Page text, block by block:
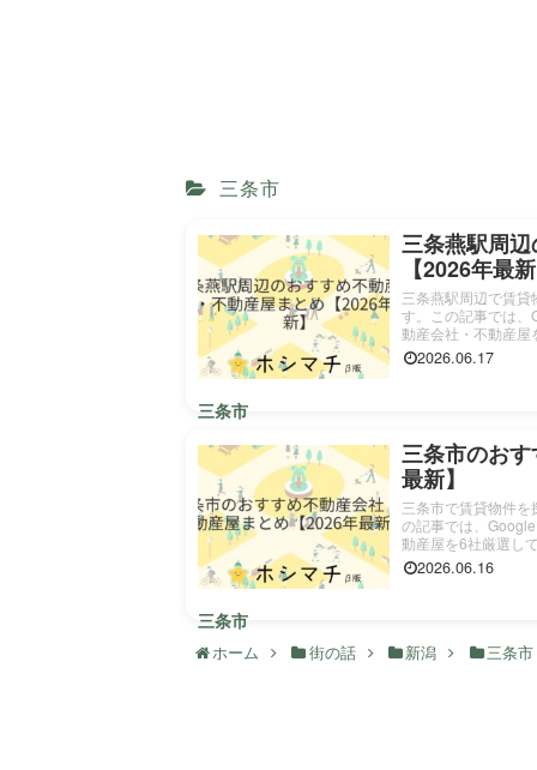
三条市
三条市
三条燕駅周
【2026年最
三条燕駅周辺で賃
す。この記事では
動産会社・不動産
2026.06.17
三条市
三条市のお
最新】
三条市で賃貸物件
の記事では、
動産屋を6社厳選し
2026.06.16
ホーム 街の話 新潟 三条市